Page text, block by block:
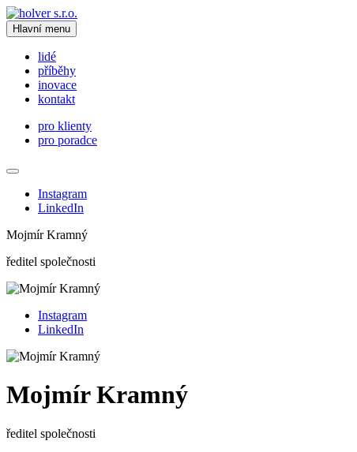
Hlavní menu
lidé
příběhy
inovace
kontakt
pro klienty
pro poradce
Instagram
LinkedIn
Mojmír Kramný
ředitel společnosti
Instagram
LinkedIn
Mojmír Kramný
ředitel společnosti